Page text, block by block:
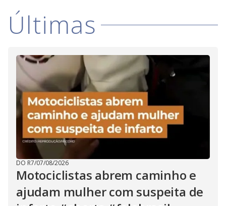
i
d
e
o
Últimas
DO R7/07/08/2026
Motociclistas abrem caminho e
ajudam mulher com suspeita de